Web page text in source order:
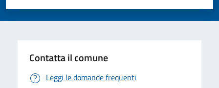
Valuta 5 stelle su 5
Valuta 4 stelle su 5
Valuta 3 stelle su 5
Valuta 2 stelle su 5
Valuta 1 stelle su 5
Contatta il comune
Leggi le domande frequenti